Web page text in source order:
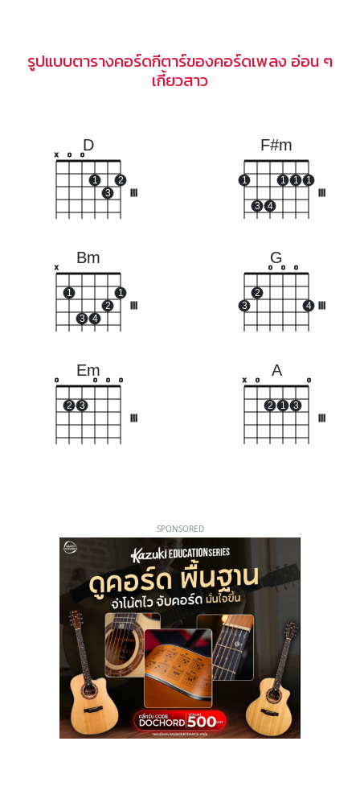
รูปแบบตารางคอร์ดกีตาร์ของคอร์ดเพลง อ่อน ๆ
เกี้ยวสาว
D
x o o
1
3
2
F#m
1
3 4
1 1 1
Bm
x
1
3 4
2
1
G
3
2
o o o
4
Em
o
2 3
o o o
A
x o
2 1 3
o
SPONSORED